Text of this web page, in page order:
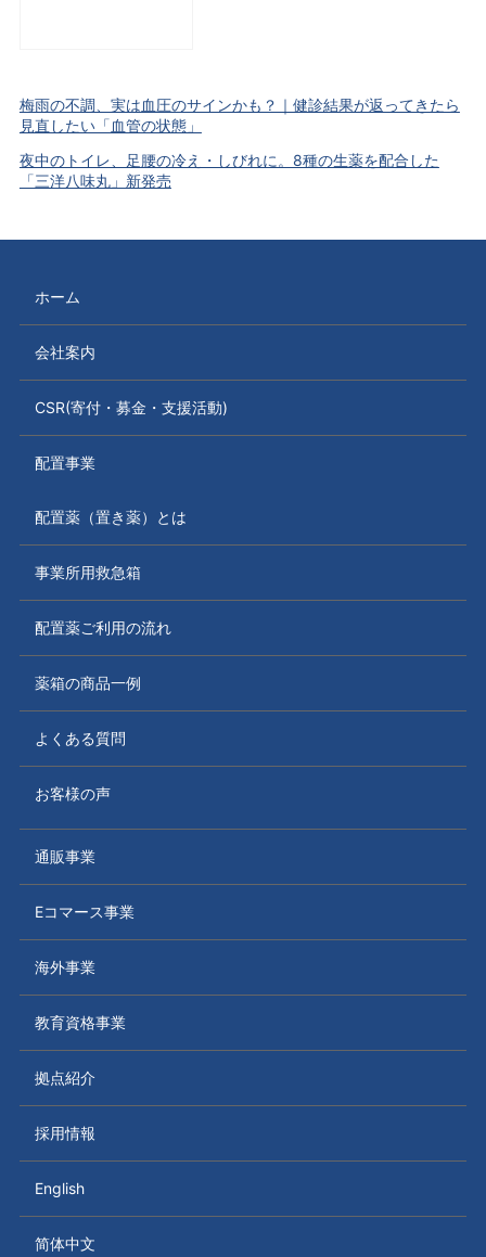
梅雨の不調、実は血圧のサインかも？｜健診結果が返ってきたら
見直したい「血管の状態」
夜中のトイレ、足腰の冷え・しびれに。8種の生薬を配合した
「三洋八味丸」新発売
ホーム
会社案内
CSR(寄付・募金・支援活動)
配置事業
配置薬（置き薬）とは
事業所用救急箱
配置薬ご利用の流れ
薬箱の商品一例
よくある質問
お客様の声
通販事業
Eコマース事業
海外事業
教育資格事業
拠点紹介
採用情報
English
简体中文